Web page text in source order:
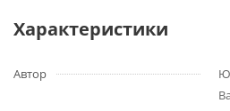
Характеристики
Автор